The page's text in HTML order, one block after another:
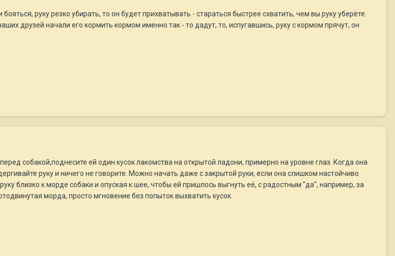
руку резко убирать, то он будет прихватывать - стараться быстрее схватить, чем вы руку уберёте.
друзей начали его кормить кормом именно так - то дадут, то, испугавшись, руку с кормом прячут, он
собакой,поднесите ей один кусок лакомства на открытой ладони, примерно на уровне глаз. Когда она
руку и ничего не говорите. Можно начать даже с закрытой руки, если она слишком настойчиво
близко к морде собаки и опуская к шее, чтобы ей пришлось выгнуть её, с радостным "да", например, за
морда, просто мгновение без попыток выхватить кусок.